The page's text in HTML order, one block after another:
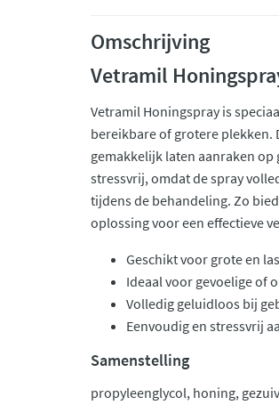
Omschrijving
Vetramil
Vetramil Honingspray is
bereikbare of grotere plekken.
gemakkelijk laten aanraken op
stressvrij, omdat de spray
tijdens de behandeling. Zo
oplossing voor een effectieve
Geschikt voor grote en
Ideaal voor gevoelige of
Volledig geluidloos bij
Eenvoudig en stressvrij
Samenstelling
propyleenglycol, honing,